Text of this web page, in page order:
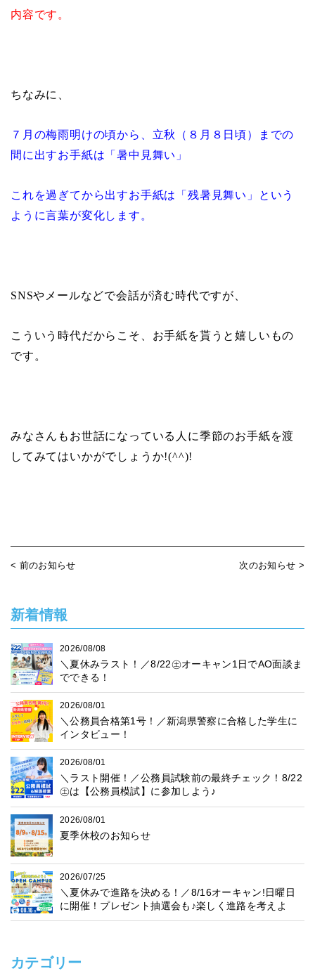
内容です。
ちなみに、
７月の梅雨明けの頃から、立秋（８月８日頃）までの
間に出すお手紙は「暑中見舞い」
これを過ぎてから出すお手紙は「残暑見舞い」という
ように言葉が変化します。
SNSやメールなどで会話が済む時代ですが、
こういう時代だからこそ、お手紙を貰うと嬉しいもの
です。
みなさんもお世話になっている人に季節のお手紙を渡
してみてはいかがでしょうか!(^^)!
< 前のお知らせ 次のお知らせ >
新着情報
2026/08/08
＼夏休みラスト！／8/22㊏オーキャン1日でAO面談ま
でできる！
2026/08/01
＼公務員合格第1号！／新潟県警察に合格した学生に
インタビュー！
2026/08/01
＼ラスト開催！／公務員試験前の最終チェック！8/22
㊏は【公務員模試】に参加しよう♪
2026/08/01
夏季休校のお知らせ
2026/07/25
＼夏休みで進路を決める！／8/16オーキャン!日曜日
に開催！プレゼント抽選会も♪楽しく進路を考えよ
う！
カテゴリー